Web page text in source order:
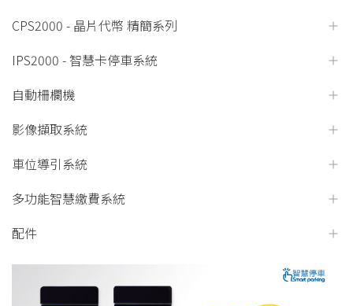
CPS2000 - 晶片代幣 精簡系列
IPS2000 - 智慧卡停車系統
自動柵欄機
影像擷取系統
車位導引系統
多功能智慧繳費系統
配件